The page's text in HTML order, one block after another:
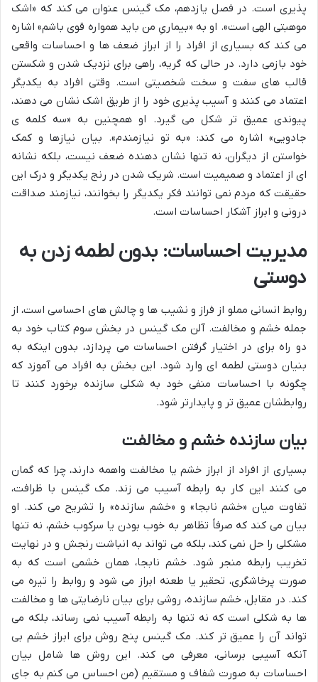
پذیری است. در فصل یازدهم، مک گینس عنوان می کند که «اشک
موهبتی الهی است». او به «بیماریِ من باید همواره قوی باشم» اشاره
می کند که بسیاری از افراد را از ابراز ضعف ها و احساسات واقعی
خود بازمی دارد. در حالی که گریه، راهی برای نزدیک شدن و شکستن
قالب های سفت و سخت شخصیتی است. وقتی افراد به یکدیگر
اعتماد می کنند و آسیب پذیری خود را از طریق اشک نشان می دهند،
پیوندی عمیق تر شکل می گیرد. او همچنین به «سه کلمه ی
جادویی» اشاره می کند: «به تو نیازمندم». بیان نیازها و کمک
خواستن از دیگران، نه تنها نشان دهنده ضعف نیست، بلکه نشانه
ای از اعتماد و صمیمیت است. شریک شدن در رنج یکدیگر و درک این
حقیقت که مردم نمی توانند فکر یکدیگر را بخوانند، نیازمند صداقت
درونی و ابراز آشکار احساسات است.
مدیریت احساسات: بدون لطمه زدن به
دوستی
روابط انسانی مملو از فراز و نشیب ها و چالش های احساسی است، از
جمله خشم و مخالفت. آلن مک گینس در بخش سوم کتاب خود به
دو راه برای در اختیار گرفتن احساسات می پردازد، بدون اینکه به
بنیان دوستی لطمه ای وارد شود. این بخش به افراد می آموزد که
چگونه با احساسات منفی خود به شکلی سازنده برخورد کنند تا
روابطشان عمیق تر و پایدارتر شود.
بیان سازنده خشم و مخالفت
بسیاری از افراد از ابراز خشم یا مخالفت واهمه دارند، چرا که گمان
می کنند این کار به رابطه آسیب می زند. مک گینس با ظرافت،
تفاوت میان «خشم نابجا» و «خشم سازنده» را تشریح می کند. او
بیان می کند که صرفاً تظاهر به خوب بودن یا سرکوب خشم، نه تنها
مشکلی را حل نمی کند، بلکه می تواند به انباشت رنجش و در نهایت
تخریب رابطه منجر شود. خشم نابجا، همان خشمی است که به
صورت پرخاشگری، تحقیر یا طعنه ابراز می شود و روابط را تیره می
کند. در مقابل، خشم سازنده، روشی برای بیان نارضایتی ها و مخالفت
ها به شکلی است که نه تنها به رابطه آسیب نمی رساند، بلکه می
تواند آن را عمیق تر کند. مک گینس پنج روش برای ابراز خشم بی
آنکه آسیبی برسانی، معرفی می کند. این روش ها شامل بیان
احساسات به صورت شفاف و مستقیم (من احساس می کنم به جای